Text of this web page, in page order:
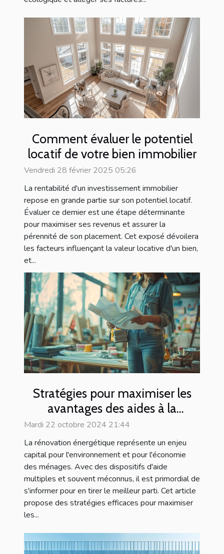
Comment évaluer le potentiel
locatif de votre bien immobilier
Vendredi 28 février 2025 05:26
La rentabilité d'un investissement immobilier
repose en grande partie sur son potentiel locatif.
Évaluer ce dernier est une étape déterminante
pour maximiser ses revenus et assurer la
pérennité de son placement. Cet exposé dévoilera
les facteurs influençant la valeur locative d'un bien,
et...
Stratégies pour maximiser les
avantages des aides à la
rénovation
Mardi 22 octobre 2024 21:44
La rénovation énergétique représente un enjeu
capital pour l'environnement et pour l'économie
des ménages. Avec des dispositifs d'aide
multiples et souvent méconnus, il est primordial de
s'informer pour en tirer le meilleur parti. Cet article
propose des stratégies efficaces pour maximiser
les...